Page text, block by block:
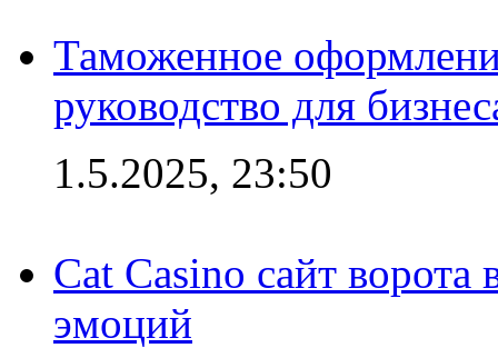
Таможенное
руководство для
1.5.2025, 23:50
Cat Casino сайт
эмоций